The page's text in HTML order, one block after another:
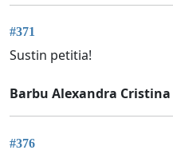
#371
Sustin petitia!
Barbu Alexandra Cristina
#376